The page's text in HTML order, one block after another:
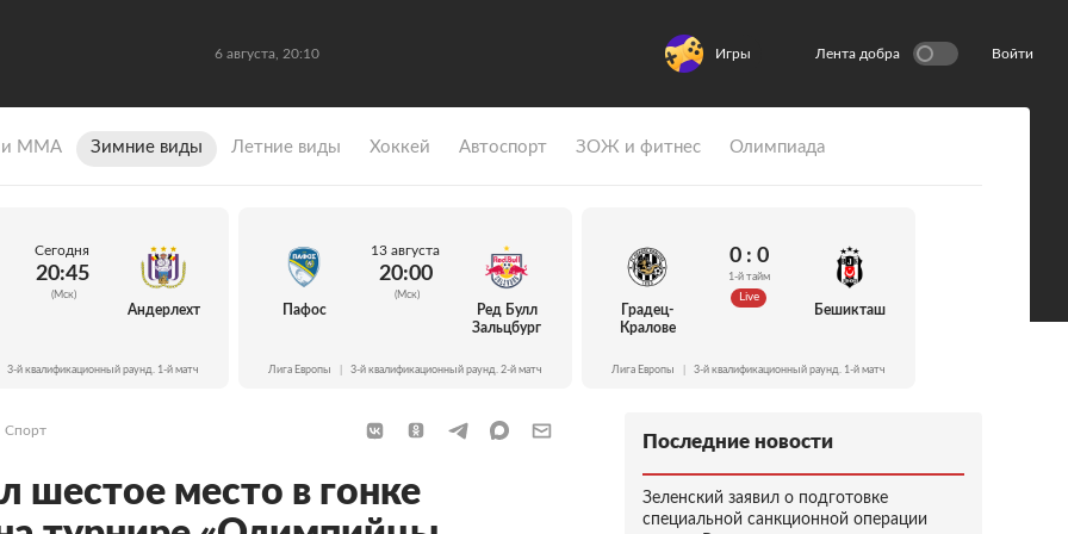
6 августа, 20:10 Игры Лента добра Войти
и ММА Зимние виды Летние виды Хоккей Автоспорт ЗОЖ и фитнес Олимпиада
Сегодня
20:45
(Мск)
Андерлехт
3-й квалификационный раунд. 1-й матч
Пафос
13 августа
20:00
(Мск)
Ред Булл
Зальцбург
Лига Европы 3-й квалификационный раунд. 2-й матч
Градец-
Кралове
0 : 0
1-й тайм
Live
Бешикташ
Лига Европы 3-й квалификационный раунд. 1-й матч
Спорт
шестое место в гонке
Последние новости
Зеленский заявил о подготовке
специальной санкционной операции